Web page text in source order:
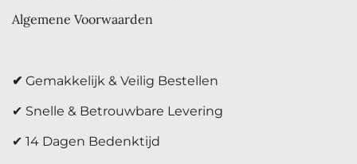
Algemene Voorwaarden
✔ Gemakkelijk & Veilig Bestellen
✔ Snelle & Betrouwbare Levering
✔ 14 Dagen Bedenktijd